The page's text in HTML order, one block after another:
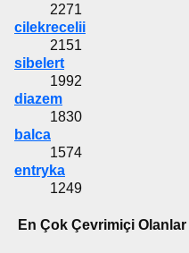
2271
cilekrecelii
2151
sibelert
1992
diazem
1830
balca
1574
entryka
1249
En Çok Çevrimiçi Olanlar